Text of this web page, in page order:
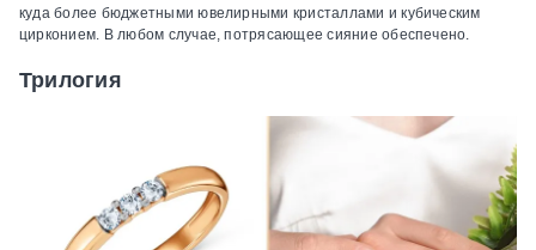
куда более бюджетными ювелирными кристаллами и кубическим
цирконием. В любом случае, потрясающее сияние обеспечено.
Трилогия